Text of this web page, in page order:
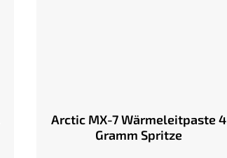
Arctic MX-7 Wärmeleitpaste 4
Gramm Spritze